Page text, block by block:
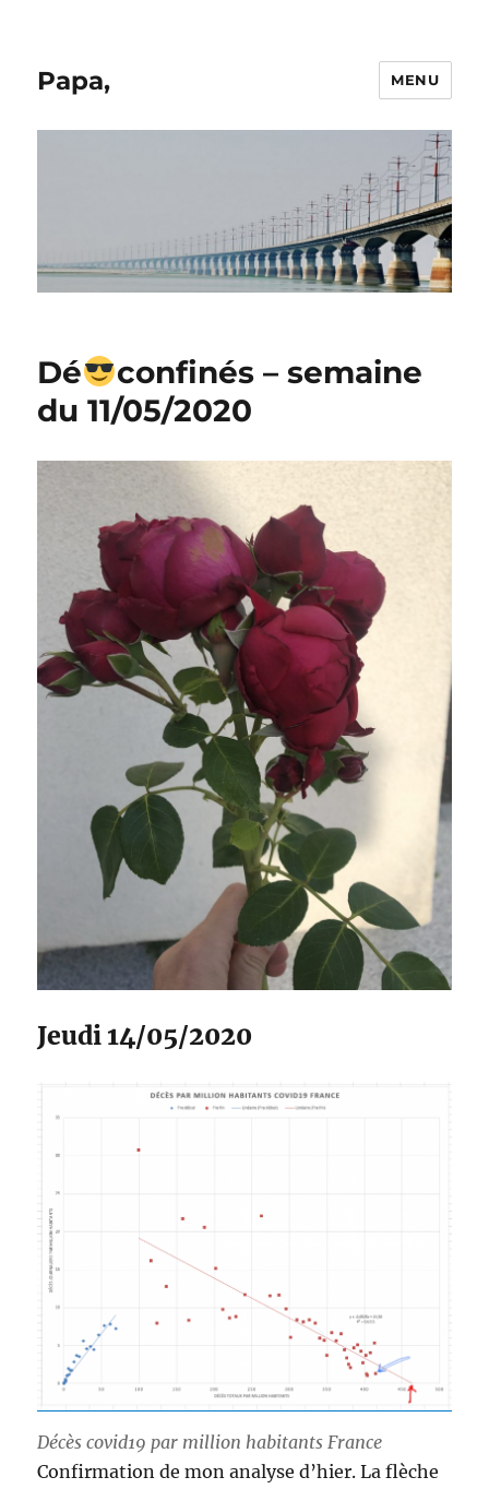
Papa, MENU
Dé
confinés – semaine
du 11/05/2020
Jeudi 14/05/2020
Décès covid19 par million habitants France
Confirmation de mon analyse d’hier. La flèche